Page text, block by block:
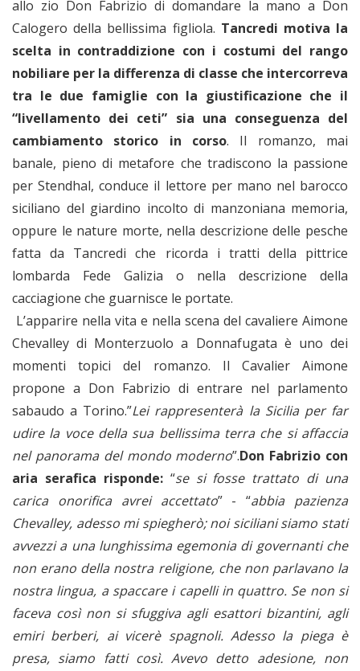
allo zio Don Fabrizio di domandare la mano a Don
Calogero della bellissima figliola. Tancredi motiva la
scelta in contraddizione con i costumi del rango
nobiliare per la differenza di classe che intercorreva
tra le due famiglie con la giustificazione che il
“livellamento dei ceti” sia una conseguenza del
cambiamento storico in corso. Il romanzo, mai
banale, pieno di metafore che tradiscono la passione
per Stendhal, conduce il lettore per mano nel barocco
siciliano del giardino incolto di manzoniana memoria,
oppure le nature morte, nella descrizione delle pesche
fatta da Tancredi che ricorda i tratti della pittrice
lombarda Fede Galizia o nella descrizione della
cacciagione che guarnisce le portate.
L’apparire nella vita e nella scena del cavaliere Aimone
Chevalley di Monterzuolo a Donnafugata è uno dei
momenti topici del romanzo. Il Cavalier Aimone
propone a Don Fabrizio di entrare nel parlamento
sabaudo a Torino.”Lei rappresenterà la Sicilia per far
udire la voce della sua bellissima terra che si affaccia
nel panorama del mondo moderno”.Don Fabrizio con
aria serafica risponde:“se si fosse trattato di una
carica onorifica avrei accettato” - “abbia pazienza
Chevalley, adesso mi spiegherò; noi siciliani siamo stati
avvezzi a una lunghissima egemonia di governanti che
non erano della nostra religione, che non parlavano la
nostra lingua, a spaccare i capelli in quattro. Se non si
faceva così non si sfuggiva agli esattori bizantini, agli
emiri berberi, ai vicerè spagnoli. Adesso la piega è
presa, siamo fatti così. Avevo detto adesione, non